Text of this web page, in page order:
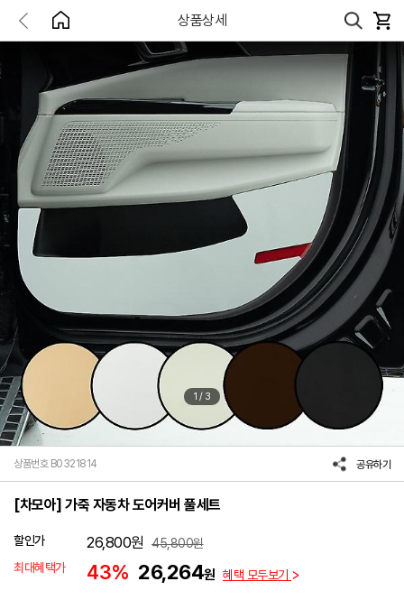
상품상세
1 / 3
상품번호 B0321814 공유하기
[차모아] 가죽 자동차 도어커버 풀세트
할인가 26,800원 45,800원
최대혜택가
43% 26,264원 혜택 모두보기